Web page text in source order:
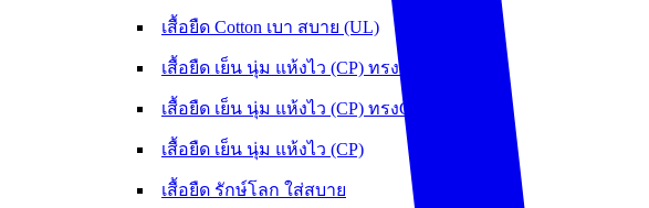
เสื้อยืด Cotton เบา สบาย (UL)
เสื้อยืด เย็น นุ่ม แห้งไว (CP) ทรงOversize
เสื้อยืด เย็น นุ่ม แห้งไว (CP) ทรงCrop
เสื้อยืด เย็น นุ่ม แห้งไว (CP)
เสื้อยืด รักษ์โลก ใส่สบาย